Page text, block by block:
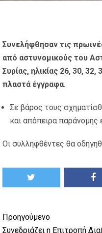
Συνελήφθησαν τις
από αστυνομικούς του
Συρίας, ηλικίας 26, 30,
πλαστά έγγραφα.
Σε βάρος τους
και απόπειρα
Οι συλληφθέντες θα
Προηγούμενο
Συνεδριάζει η Επιτροπή